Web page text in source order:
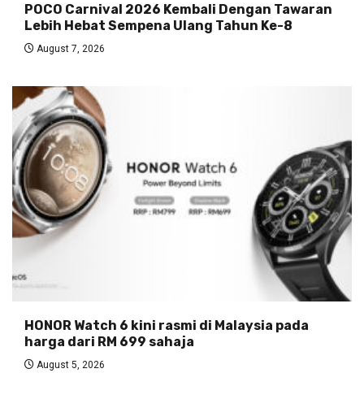
POCO Carnival 2026 Kembali Dengan Tawaran
Lebih Hebat Sempena Ulang Tahun Ke-8
August 7, 2026
HONOR Watch 6 kini rasmi di Malaysia pada
harga dari RM 699 sahaja
August 5, 2026